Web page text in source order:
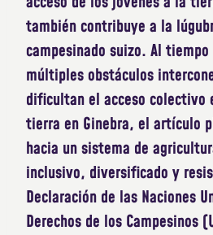
también contribuye a la
campesinado suizo. Al
múltiples obstáculos
dificultan el acceso colectivo
tierra en Ginebra, el artículo
hacia un sistema de
inclusivo, diversificado y
Declaración de las Naciones
Derechos de los Campesinos